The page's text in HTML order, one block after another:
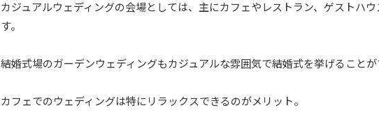
カジュアルウェディングの会場としては、主にカフェやレストラン、ゲストハ
す。
結婚式場のガーデンウェディングもカジュアルな雰囲気で結婚式を挙げることが
カフェでのウェディングは特にリラックスできるのがメリット。